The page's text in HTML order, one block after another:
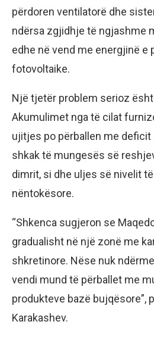
përdoren ventilatorë dhe
ndërsa zgjidhje të ngjashme
edhe në vend me energjinë e
fotovoltaike.
Një tjetër problem serioz
Akumulimet nga të cilat
ujitjes po përballen me
shkak të mungesës së
dimrit, si dhe uljes së nivelit
nëntokësore.
“Shkenca sugjeron se
gradualisht në një zonë me
shkretinore. Nëse nuk
vendi mund të përballet me
produkteve bazë bujqësore”,
Karakashev.